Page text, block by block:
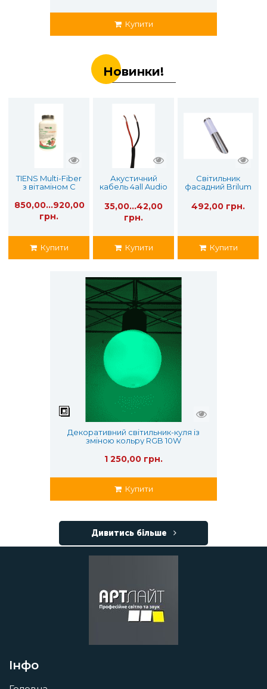
Купити
Новинки!
TIENS Multi-Fiber
з вітаміном С
850,00...920,00
грн.
Купити
Акустичний
кабель 4all Audio
35,00...42,00
грн.
Купити
Світильник
фасадний Brilum
492,00 грн.
Купити
Декоративний світильник-куля із
зміною кольру RGB 10W
1 250,00 грн.
Купити
Дивитись більше
Інфо